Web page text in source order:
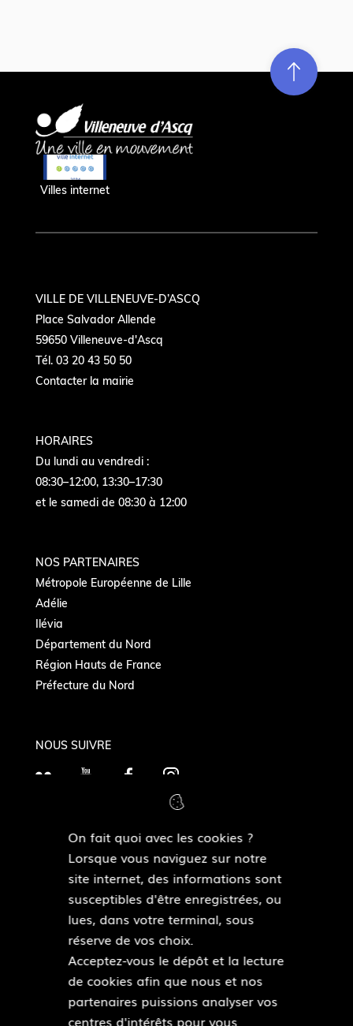
On fait quoi avec les cookies ?
Lorsque vous naviguez sur notre
site internet, des informations sont
susceptibles d'être enregistrées, ou
lues, dans votre terminal, sous
réserve de vos choix.
Acceptez-vous le dépôt et la lecture
de cookies afin que nous et nos
partenaires puissions analyser vos
centres d'intérêts pour vous
Re
m
on
e
en hau
Villes internet
VILLE DE VILLENEUVE-D’ASCQ
Place Salvador Allende
59650 Villeneuve-d'Ascq
Tél. 03 20 43 50 50
Contacter la mairie
HORAIRES
Du lundi au vendredi :
08:30–12:00, 13:30–17:30
et le samedi de 08:30 à 12:00
NOS PARTENAIRES
Métropole Européenne de Lille
Adélie
Ilévia
Département du Nord
Région Hauts de France
Préfecture du Nord
NOUS SUIVRE
F
Y
T
u
b
e
F
e
b
o
o
k
I
t
a
g
r
a
m
MAIRIES DE QUARTIERS
Découvrir les mairies de quartiers
ESPACE PRESSE
Accéder à l’espace presse
Pied
Plan du site
Mentions légales